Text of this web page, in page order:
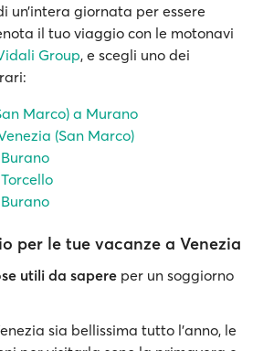
un’intera giornata per essere
il tuo viaggio con le motonavi
Group, e scegli uno dei
Marco) a Murano
(San Marco)
per le tue vacanze a Venezia
utili da sapere per un soggiorno
sia bellissima tutto l’anno, le